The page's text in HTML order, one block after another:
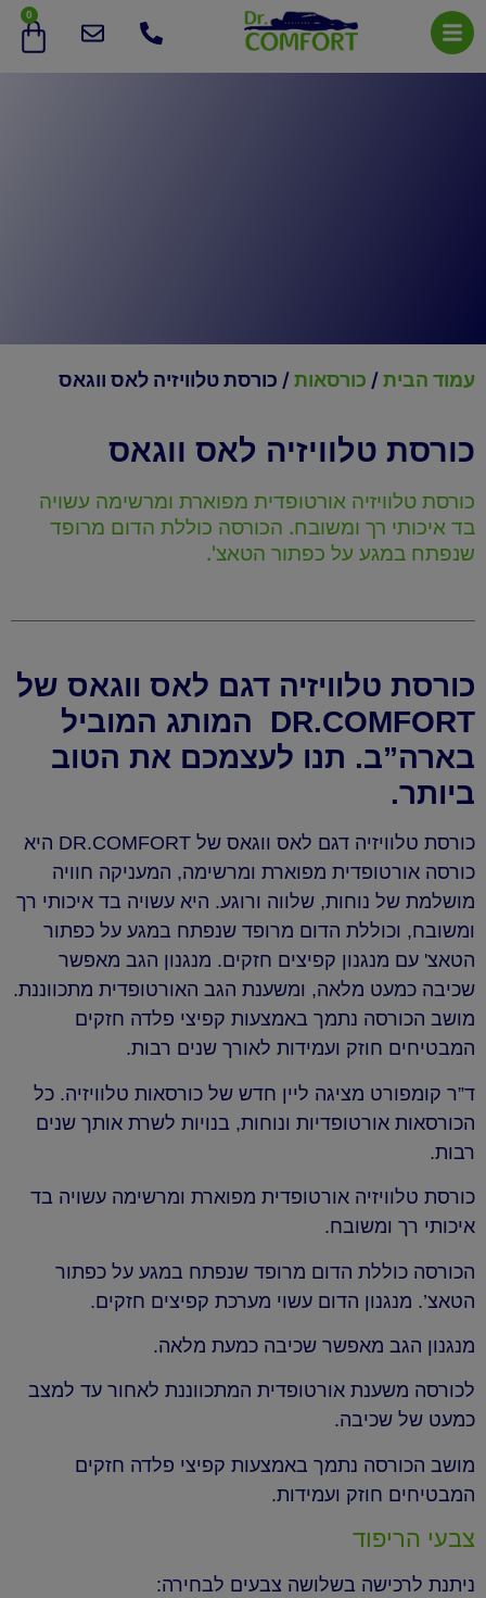
0
עמוד הבית/ כורסאות/ כורסת טלוויזיה לאס ווגאס
כורסת טלוויזיה לאס ווגאס
כורסת טלוויזיה אורטופדית מפוארת ומרשימה עשויה
בד איכותי רך ומשובח. הכורסה כוללת הדום מרופד
שנפתח במגע על כפתור הטאצ'.
כורסת טלוויזיה דגם לאס ווגאס של
DR.COMFORT המותג המוביל
בארה”ב. תנו לעצמכם את הטוב
ביותר.
כורסת טלוויזיה דגם לאס ווגאס של DR.COMFORT היא
כורסה אורטופדית מפוארת ומרשימה, המעניקה חוויה
מושלמת של נוחות, שלווה ורוגע. היא עשויה בד איכותי רך
ומשובח, וכוללת הדום מרופד שנפתח במגע על כפתור
הטאצ' עם מנגנון קפיצים חזקים. מנגנון הגב מאפשר
שכיבה כמעט מלאה, ומשענת הגב האורטופדית מתכווננת.
מושב הכורסה נתמך באמצעות קפיצי פלדה חזקים
המבטיחים חוזק ועמידות לאורך שנים רבות.
ד”ר קומפורט מציגה ליין חדש של כורסאות טלוויזיה. כל
הכורסאות אורטופדיות ונוחות, בנויות לשרת אותך שנים
רבות.
כורסת טלוויזיה אורטופדית מפוארת ומרשימה עשויה בד
איכותי רך ומשובח.
הכורסה כוללת הדום מרופד שנפתח במגע על כפתור
הטאצ’. מנגנון הדום עשוי מערכת קפיצים חזקים.
מנגנון הגב מאפשר שכיבה כמעת מלאה.
לכורסה משענת אורטופדית המתכווננת לאחור עד למצב
כמעט של שכיבה.
מושב הכורסה נתמך באמצעות קפיצי פלדה חזקים
המבטיחים חוזק ועמידות.
צבעי הריפוד
ניתנת לרכישה בשלושה צבעים לבחירה: